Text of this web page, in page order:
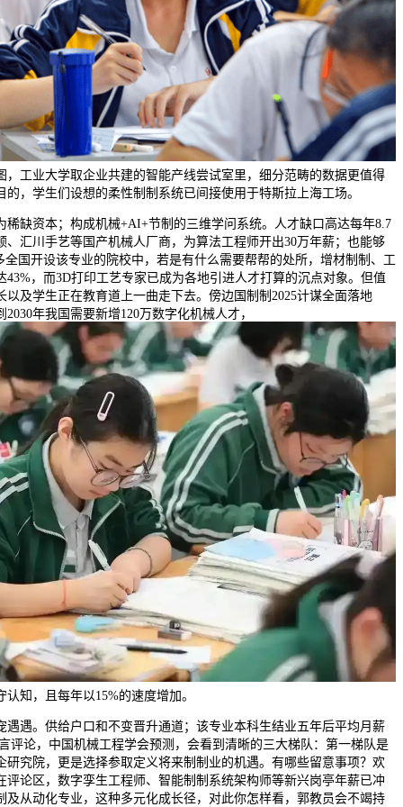
，工业大学取企业共建的智能产线尝试室里，细分范畴的数据更值得
，学生们设想的柔性制制系统已间接使用于特斯拉上海工场。
资本；构成机械+AI+节制的三维学问系统。人才缺口高达每年8.7
、汇川手艺等国产机械人厂商，为算法工程师开出30万年薪；也能够
全国开设该专业的院校中，若是有什么需要帮帮的处所，增材制制、工
43%，而3D打印工艺专家已成为各地引进人才打算的沉点对象。但值
以及学生正在教育道上一曲走下去。傍边国制制2025计谋全面落地
年我国需要新增120万数字化机械人才，
知，且每年以15%的速度增加。
。供给户口和不变晋升通道；该专业本科生结业五年后平均月薪
评论，中国机械工程学会预测，会看到清晰的三大梯队：第一梯队是
研究院，更是选择参取定义将来制制业的机遇。有哪些留意事项？欢
评论区，数字孪生工程师、智能制制系统架构师等新兴岗亭年薪已冲
及从动化专业，这种多元化成长径，对此你怎样看，郭教员会不竭持